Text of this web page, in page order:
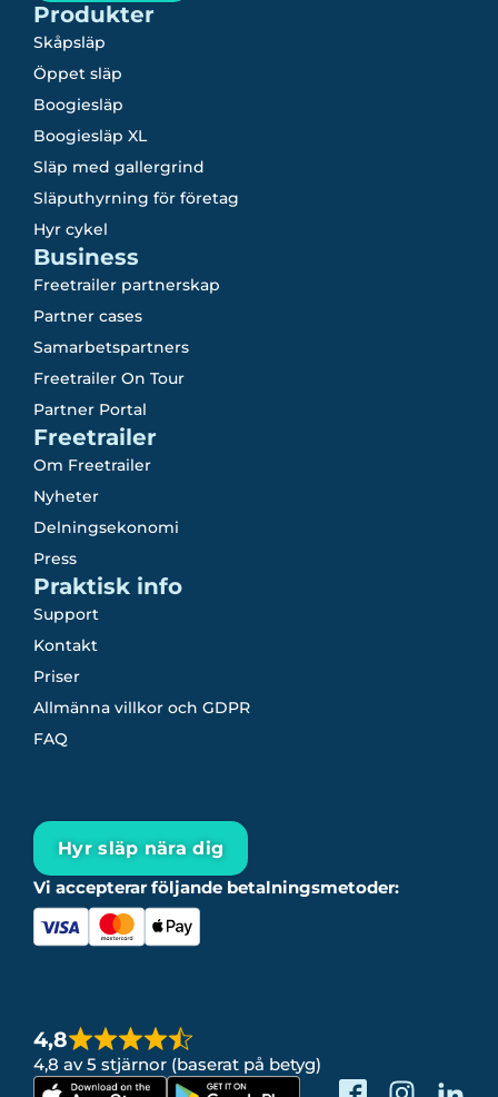
Produkter
Skåpsläp
Öppet släp
Boogiesläp
Boogiesläp XL
Släp med gallergrind
Släputhyrning för företag
Hyr cykel
Business
Freetrailer partnerskap
Partner cases
Samarbetspartners
Freetrailer On Tour
Partner Portal
Freetrailer
Om Freetrailer
Nyheter
Delningsekonomi
Press
Praktisk info
Support
Kontakt
Priser
Allmänna villkor och GDPR
FAQ
Hyr släp nära dig
Vi accepterar följande betalningsmetoder:
4,8
4,8 av 5 stjärnor (baserat på betyg)